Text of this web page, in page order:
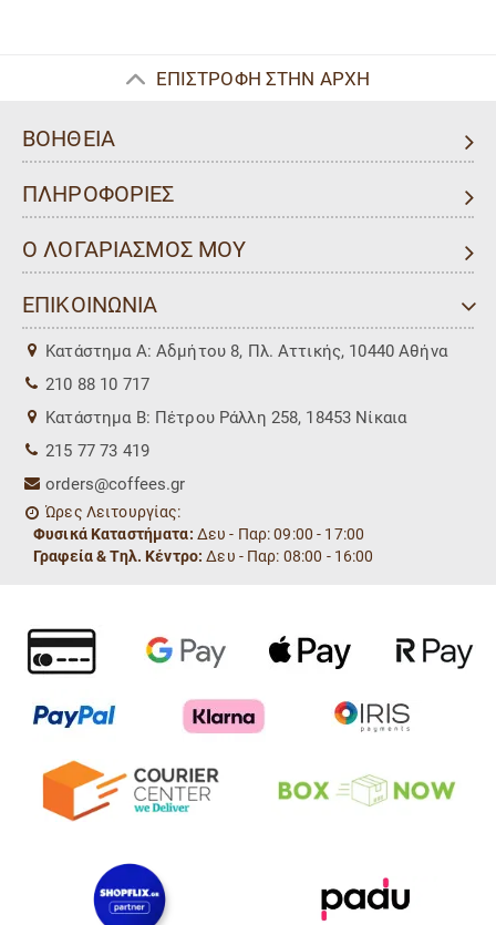
ΕΠΙΣΤΡΟΦΗ ΣΤΗΝ ΑΡΧΗ
ΒΟΗΘΕΙΑ
ΠΛΗΡΟΦΟΡΙΕΣ
Ο ΛΟΓΑΡΙΑΣΜΟΣ ΜΟΥ
ΕΠΙΚΟΙΝΩΝΙΑ
Kατάστημα Α: Αδμήτου 8, Πλ. Αττικής, 10440 Αθήνα
210 88 10 717
Kατάστημα Β: Πέτρου Ράλλη 258, 18453 Νίκαια
215 77 73 419
orders@coffees.gr
Ώρες Λειτουργίας:
Φυσικά Καταστήματα: Δευ - Παρ: 09:00 - 17:00
Γραφεία & Τηλ. Κέντρο: Δευ - Παρ: 08:00 - 16:00